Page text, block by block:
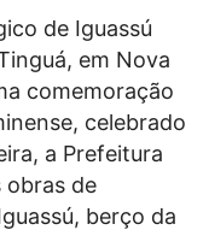
de Iguassú
em Nova
comemoração
celebrado
a Prefeitura
obras de
berço da